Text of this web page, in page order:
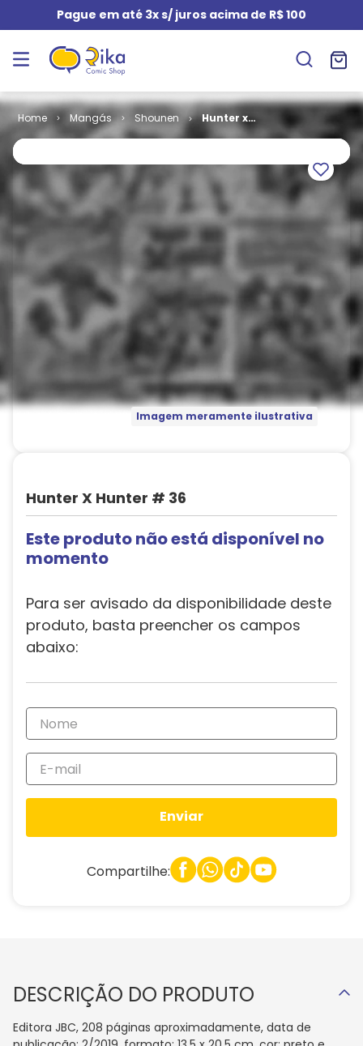
Pague em até 3x s/ juros acima de R$ 100
Mangás Shounen
Hunter x
Hunter # 36
Imagem meramente ilustrativa
Hunter X Hunter # 36
Este produto não está disponível no
momento
Para ser avisado da disponibilidade deste
produto, basta preencher os campos
abaixo:
Enviar
Compartilhe:
DESCRIÇÃO DO PRODUTO
Editora JBC, 208 páginas aproximadamente, data de